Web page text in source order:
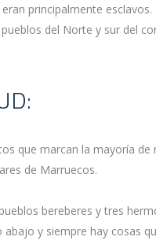
principalmente
del Norte y sur del
que marcan la mayoría de
de Marruecos.
bereberes y tres
y siempre hay cosas